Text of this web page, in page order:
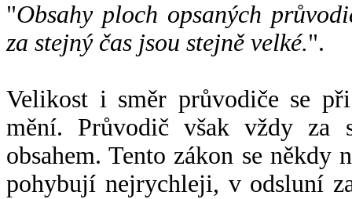
"Obsahy ploch opsaných
za stejný čas jsou stejně velké.".
Velikost i směr průvodiče se
mění. Průvodič však vždy za
obsahem. Tento zákon se někdy
pohybují nejrychleji, v odsluní